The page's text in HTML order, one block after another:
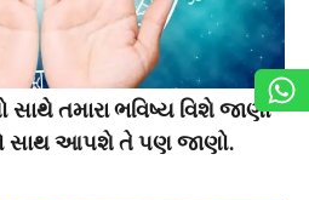
તમારા ભવિષ્ય વિશે જાણો
સાથ આપશે તે પણ જાણો.